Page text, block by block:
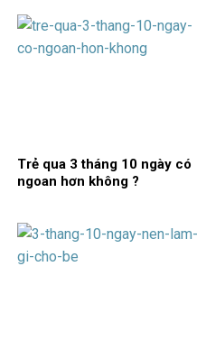
Trẻ qua 3 tháng 10 ngày có
ngoan hơn không ?